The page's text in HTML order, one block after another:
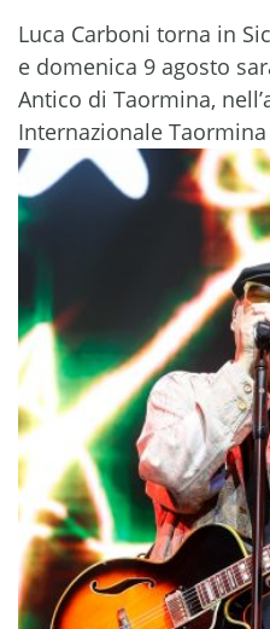
Luca Carboni torna in
e domenica 9 agosto
Antico di Taormina,
Internazionale